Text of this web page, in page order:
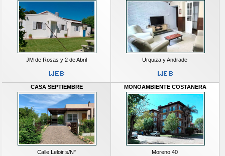
JM de Rosas y 2 de Abril Urquiza y Andrade
CASA SEPTIEMBRE
Calle Leloir s/N°
MONOAMBIENTE COSTANERA
Moreno 40